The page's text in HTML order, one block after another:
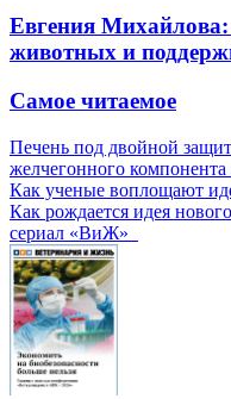
Евгения
животных и
Самое читаемое
Печень под двойной
желчегонного
Как ученые воплощают
Как рождается идея
сериал «ВиЖ»